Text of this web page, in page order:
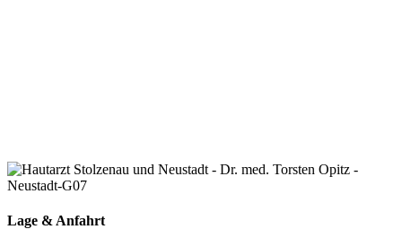
Lage & Anfahrt